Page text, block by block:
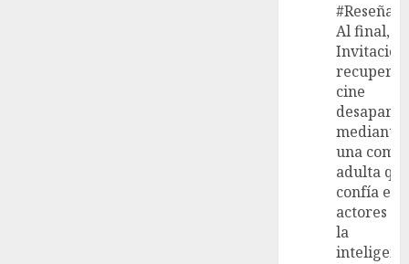
#Reseña
Al final,
recupera
cine
mediante
una
adulta
confía en
actores y
la